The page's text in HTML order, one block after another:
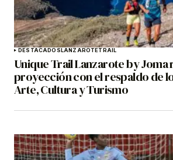
DESTACADOSLANZAROTETRAIL
Unique Trail Lanzarote by Joma
proyección con el respaldo de
Arte, Cultura y Turismo